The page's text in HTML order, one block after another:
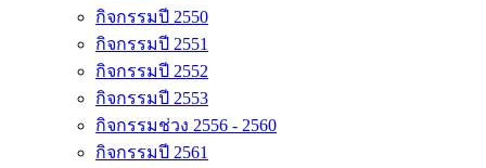
กิจกรรมปี 2550
กิจกรรมปี 2551
กิจกรรมปี 2552
กิจกรรมปี 2553
กิจกรรมช่วง 2556 - 2560
กิจกรรมปี 2561